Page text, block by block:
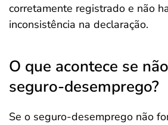
corretamente registrado e não
inconsistência na declaração.
O que acontece se
seguro-desemprego?
Se o seguro-desemprego não